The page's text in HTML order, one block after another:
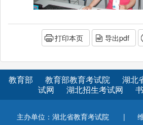
打印本页 导出pdf
教育部 教育部教育考试院 湖北
试网
湖北招生考试网
主办单位：湖北省教育考试院 |